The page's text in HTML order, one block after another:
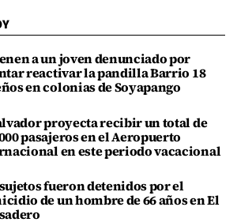
a un joven denunciado por
reactivar la pandilla Barrio 18
en colonias de Soyapango
proyecta recibir un total de
pasajeros en el Aeropuerto
en este periodo vacacional
fueron detenidos por el
de un hombre de 66 años en El